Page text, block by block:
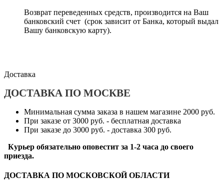
Возврат переведенных средств, производится на Ваш
банковский счет (срок зависит от Банка, который выдал
Вашу банковскую карту).
Доставка
ДОСТАВКА ПО МОСКВЕ
Минимальная сумма заказа в нашем магазине 2000 руб.
При заказе от 3000 руб. - бесплатная доставка
При заказе до 3000 руб. - доставка 300 руб.
Курьер обязательно оповестит за 1-2 часа до своего
приезда.
ДОСТАВКА ПО МОСКОВСКОЙ ОБЛАСТИ